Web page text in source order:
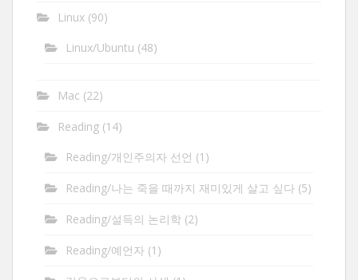
Linux (90)
Linux/Ubuntu (48)
Mac (22)
Reading (14)
Reading/개인주의자 선언 (1)
Reading/나는 죽을 때까지 재미있게 살고 싶다 (5)
Reading/설득의 논리학 (2)
Reading/예언자 (1)